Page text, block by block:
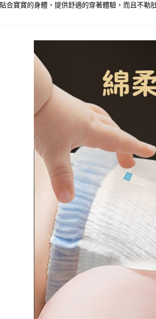
合寶寶的身體，提供舒適的穿著體驗，而且不勒